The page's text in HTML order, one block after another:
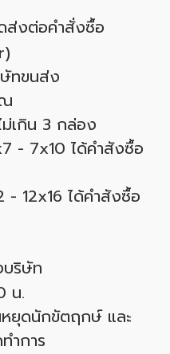
ส่งต่อคำสั่งซื้อ
ทขนส่ง
ม่เกิน 3 กล่อง
- 7x10 ได้คำสังซื้อ
- 12x16 ได้คำสังซื้อ
บริษัท
น.
ยุดนักขัตฤกษ์ และ
ำการ